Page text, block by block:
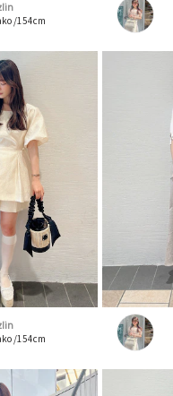
/154cm
/154cm